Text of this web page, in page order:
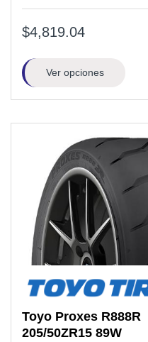
$4,819.04
Ver opciones
Toyo Proxes R888R
205/50ZR15 89W